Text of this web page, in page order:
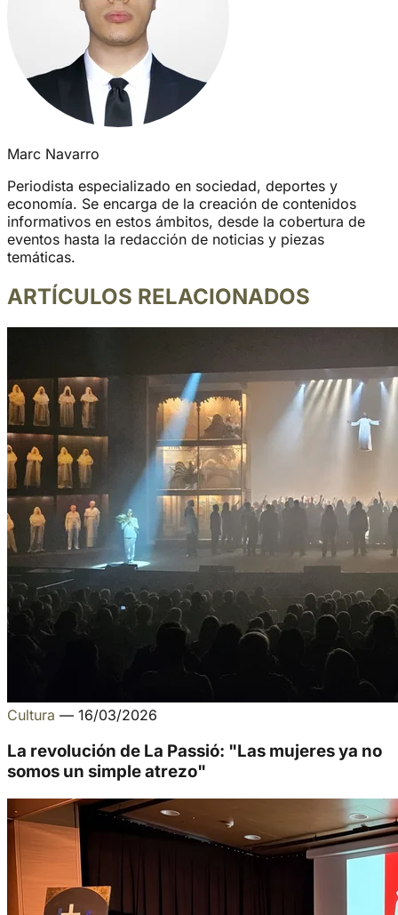
Marc Navarro
Periodista especializado en sociedad, deportes y
economía. Se encarga de la creación de contenidos
informativos en estos ámbitos, desde la cobertura de
eventos hasta la redacción de noticias y piezas
temáticas.
ARTÍCULOS RELACIONADOS
Cultura — 16/03/2026
La revolución de La Passió: "Las mujeres ya no
somos un simple atrezo"